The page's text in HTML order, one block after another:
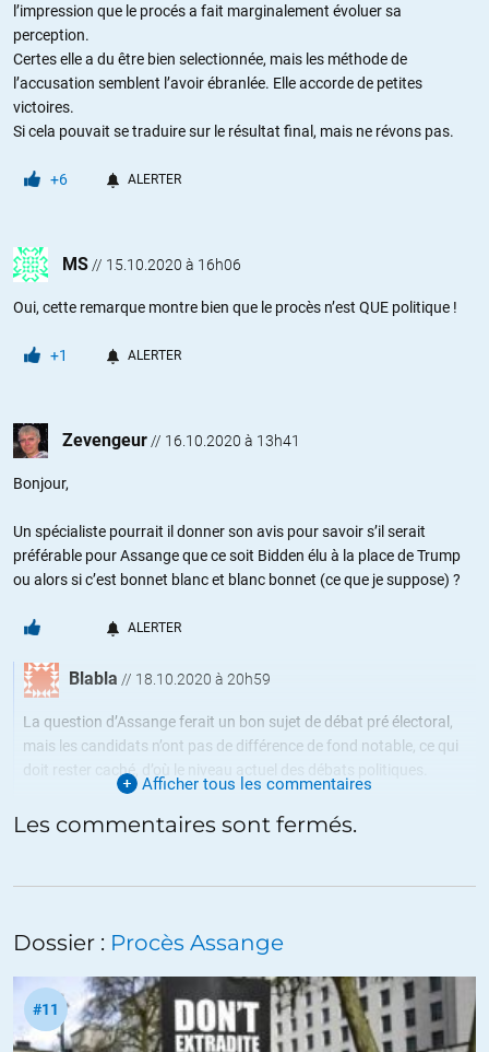
l’impression que le procés a fait marginalement évoluer sa
perception.
Certes elle a du être bien selectionnée, mais les méthode de
l’accusation semblent l’avoir ébranlée. Elle accorde de petites
victoires.
Si cela pouvait se traduire sur le résultat final, mais ne révons pas.
+6 ALERTER
MS // 15.10.2020 à 16h06
Oui, cette remarque montre bien que le procès n’est QUE politique !
+1 ALERTER
Zevengeur // 16.10.2020 à 13h41
Bonjour,
Un spécialiste pourrait il donner son avis pour savoir s’il serait
préférable pour Assange que ce soit Bidden élu à la place de Trump
ou alors si c’est bonnet blanc et blanc bonnet (ce que je suppose) ?
ALERTER
Blabla // 18.10.2020 à 20h59
La question d’Assange ferait un bon sujet de débat pré électoral,
mais les candidats n’ont pas de différence de fond notable, ce qui
doit rester caché, d’où le niveau actuel des débats politiques.
ALERTER
Afficher tous les commentaires
Les commentaires sont fermés.
Dossier : Procès Assange
#11